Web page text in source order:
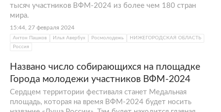
тысяч участников ВФМ-2024 из более чем 180 стран
мира.
15:44, 27 февраля 2024
Антон Пашков Илья Авербух Росмолодежь
НИЖЕГОРОДСКАЯ ОБЛАСТЬ
Россия
Названо число собирающихся на площадке
Города молодежи участников ВФМ-2024
Сердцем территории фестиваля станет Медальная
площадь, которая на время ВФМ-2024 будет носить